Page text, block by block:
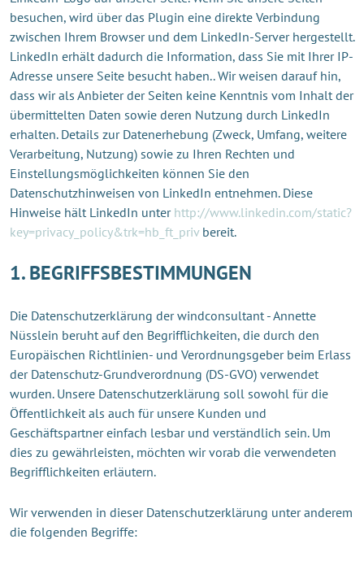
besuchen, wird über das Plugin eine direkte Verbindung
zwischen Ihrem Browser und dem LinkedIn-Server hergestellt.
LinkedIn erhält dadurch die Information, dass Sie mit Ihrer IP-
Adresse unsere Seite besucht haben.. Wir weisen darauf hin,
dass wir als Anbieter der Seiten keine Kenntnis vom Inhalt der
übermittelten Daten sowie deren Nutzung durch LinkedIn
erhalten. Details zur Datenerhebung (Zweck, Umfang, weitere
Verarbeitung, Nutzung) sowie zu Ihren Rechten und
Einstellungsmöglichkeiten können Sie den
Datenschutzhinweisen von LinkedIn entnehmen. Diese
Hinweise hält LinkedIn unter http://www.linkedin.com/static?
key=privacy_policy&trk=hb_ft_privbereit.
1. BEGRIFFSBESTIMMUNGEN
Die Datenschutzerklärung der windconsultant - Annette
Nüsslein beruht auf den Begrifflichkeiten, die durch den
Europäischen Richtlinien- und Verordnungsgeber beim Erlass
der Datenschutz-Grundverordnung (DS-GVO) verwendet
wurden. Unsere Datenschutzerklärung soll sowohl für die
Öffentlichkeit als auch für unsere Kunden und
Geschäftspartner einfach lesbar und verständlich sein. Um
dies zu gewährleisten, möchten wir vorab die verwendeten
Begrifflichkeiten erläutern.
Wir verwenden in dieser Datenschutzerklärung unter anderem
die folgenden Begriffe: